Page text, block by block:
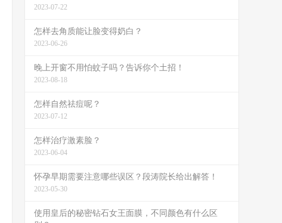
2023-07-22
怎样去角质能让脸变得奶白？
2023-06-26
晚上开窗不用怕蚊子吗？告诉你个土招！
2023-08-18
怎样自然祛痘呢？
2023-07-12
怎样治疗激素脸？
2023-06-04
怀孕早期需要注意哪些误区？段涛院长给出解答！
2023-05-30
使用皇后的秘密钻石女王面膜，不同颜色有什么区